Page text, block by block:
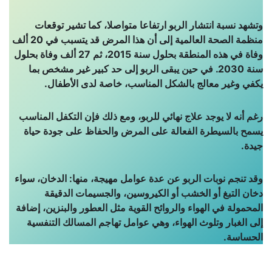
وتشهد نسبة انتشار الربو ارتفاعا متواصلا، كما تشير توقعات
منظمة الصحة العالمية إلى أن هذا المرض قد يتسبب في 20 ألف
وفاة في هذه المنطقة بحلول سنة 2015، ثم 27 ألف وفاة بحلول
سنة 2030. في حين يبقى الربو إلى حد كبير غير مشخص بما
يكفي وغير معالج بالشكل المناسب، خاصة لدى الأطفال.
رغم أنه لا يوجد علاج نهائي للربو، ومع ذلك فإن التكفل المناسب
يسمح بالسيطرة الفعالة على المرض والحفاظ على جودة حياة
جيدة.
وقد تنجم نوبات الربو عن عدة عوامل مهيجة، منها: الدخان، سواء
دخان التبغ أو الخشب أو الكيروسين، والجسيمات الدقيقة
المحمولة في الهواء والروائح القوية مثل العطور والبنزين، إضافة
إلى الغبار وتلوث الهواء، وهي عوامل تهاجم المسالك التنفسية
الحساسة.